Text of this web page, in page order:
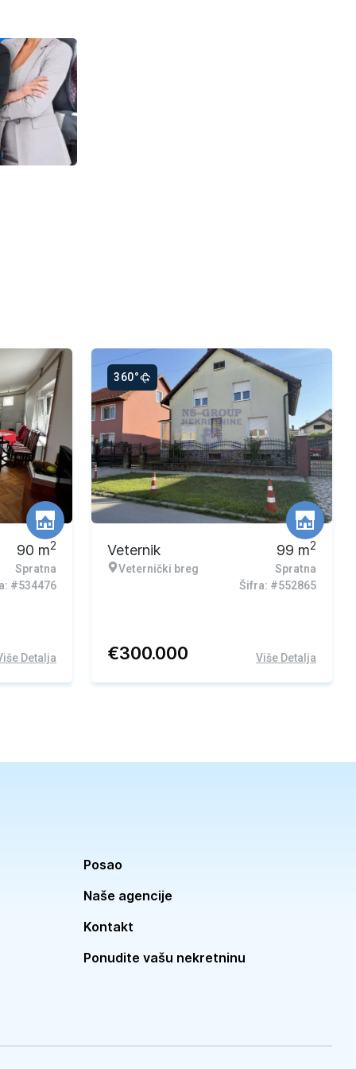
90 m2
Spratna
#534476
Detalja
360°
Ekskluzivna ponuda
Veternik
Veternički breg
99 m2
Spratna
Šifra: #552865
€300.000 Više Detalja
Posao
Naše agencije
Kontakt
Ponudite vašu nekretninu